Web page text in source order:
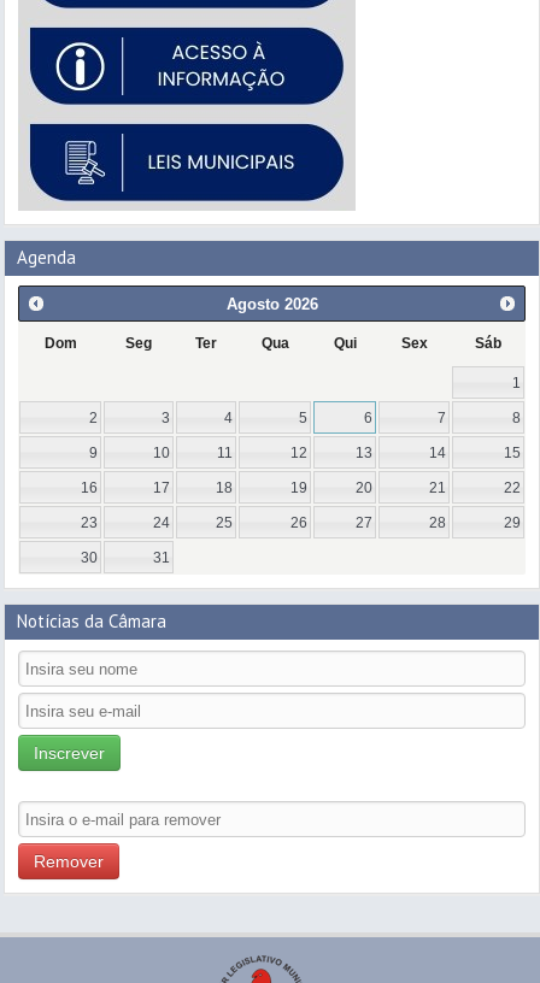
Agenda
Agosto 2026
Dom Seg Ter Qua Qui Sex Sáb
1
2 3 4 5 6 7 8
9 10 11 12 13 14 15
16 17 18 19 20 21 22
23 24 25 26 27 28 29
30 31
Notícias da Câmara
Inscrever
Remover